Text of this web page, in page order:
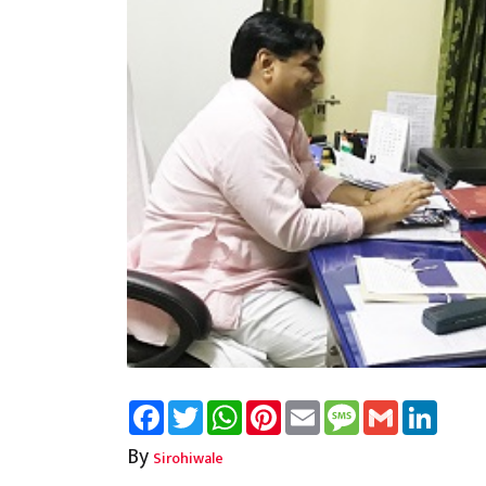
FacebookTwitterWhatsAppPinterest
Email Message
Gmail
By Sirohiwale